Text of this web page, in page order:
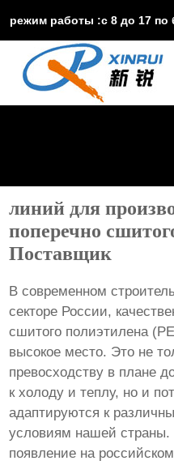
режим работы :с 8 до 17
vira@xinruisuji.com
линий для
поперечно
Поставщик
В современном
секторе России,
сшитого полиэтилена
высокое место. Это не
превосходству в плане
к холоду и теплу, но и
адаптируются к
условиям нашей страны.
появление на